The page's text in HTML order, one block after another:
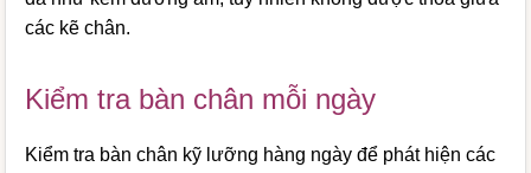
các kẽ chân.
Kiểm tra bàn chân mỗi ngày
Kiểm tra bàn chân kỹ lưỡng hàng ngày để phát hiện các